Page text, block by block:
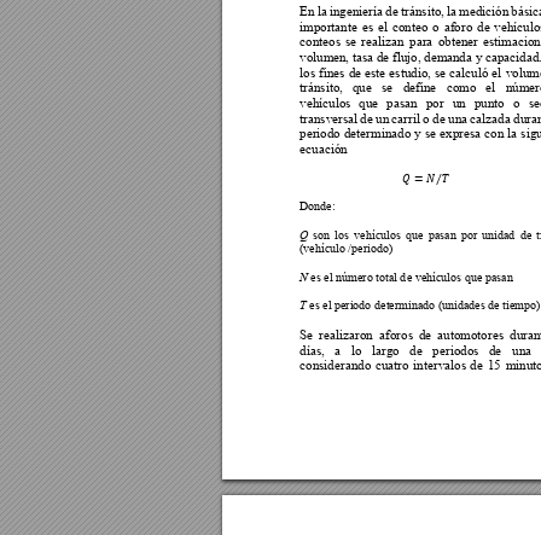
En la ingeniería de tránsito, la medición
importante es el conteo o aforo de
conteos se realizan para obtener
volumen, tasa de flujo, demanda y
los fines de este estudio, se calculó el
tránsito,
que se define como el núm
vehículos que pasan por un punto o
transversal de un carril o de una calzada
periodo determinado y se expresa con la si
ecuación
𝑄 = 𝑁/𝑇
Donde:
Q son los vehículos que pasan por unidad de
(vehículo /periodo)
N es el número total de vehículos que pasan
T es el periodo determinado (unidades de tiempo)
Se realizaron aforos de automotores
días,
a lo largo de periodos de
una
considerando cuatro intervalos de 15